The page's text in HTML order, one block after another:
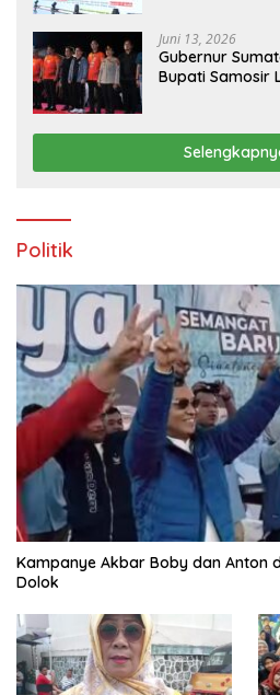
Juni 13, 2026
Gubernur
Bupati Samosir
Politik
Kampanye Akbar Boby dan Anton
Dolok